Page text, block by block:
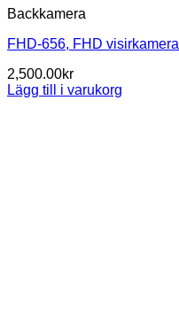
Backkamera
FHD-656, FHD visirkamera
2,500.00kr
Lägg till i varukorg